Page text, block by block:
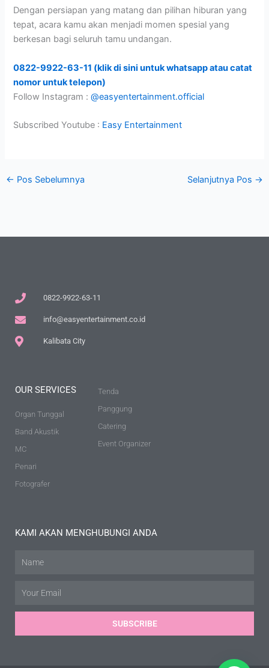
Dengan persiapan yang matang dan pilihan hiburan yang
tepat, acara kamu akan menjadi momen spesial yang
berkesan bagi seluruh tamu undangan.
0822-9922-63-11 (klik di sini untuk whatsapp atau catat
nomor untuk telepon)
Follow Instagram :@easyentertainment.official
Subscribed Youtube : Easy Entertainment
← Pos Sebelumnya Selanjutnya Pos →
0822-9922-63-11
info@easyentertainment.co.id
Kalibata City
OUR SERVICES
Organ Tunggal
Band Akustik
MC
Penari
Fotografer
Tenda
Panggung
Catering
Event Organizer
KAMI AKAN MENGHUBUNGI ANDA
SUBSCRIBE